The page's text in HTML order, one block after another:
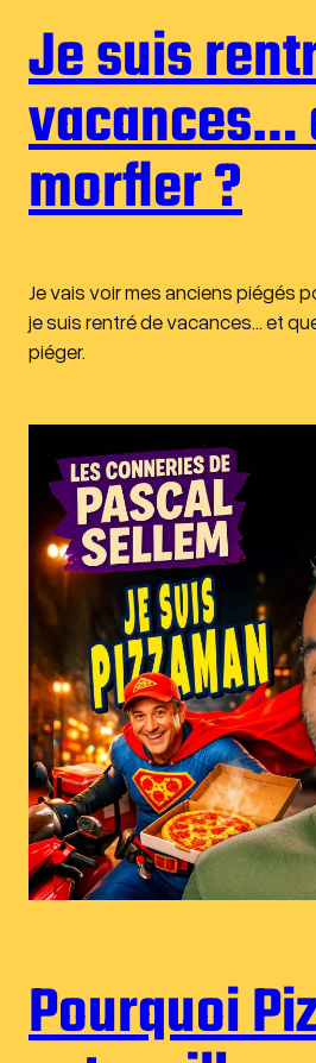
Je suis
vacances…
morfler ?
Je vais voir mes anciens piégés
je suis rentré de vacances… et
piéger.
Pourquoi